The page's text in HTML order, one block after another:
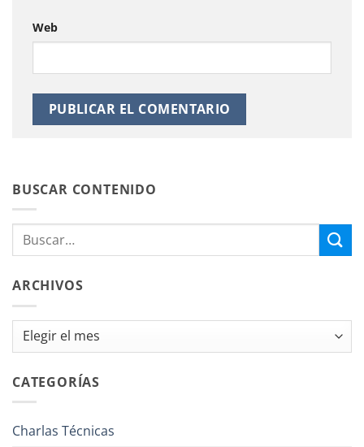
Web
BUSCAR CONTENIDO
ARCHIVOS
Archivos
CATEGORÍAS
Charlas Técnicas